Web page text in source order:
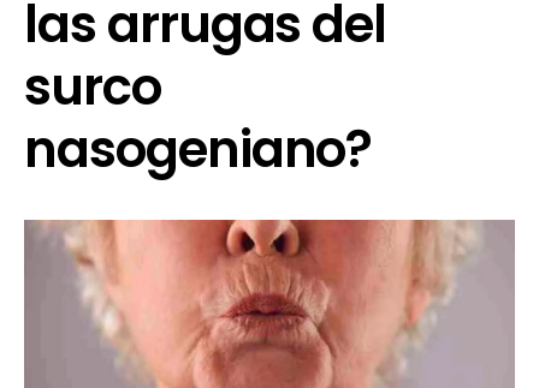
las arrugas del
surco
nasogeniano?